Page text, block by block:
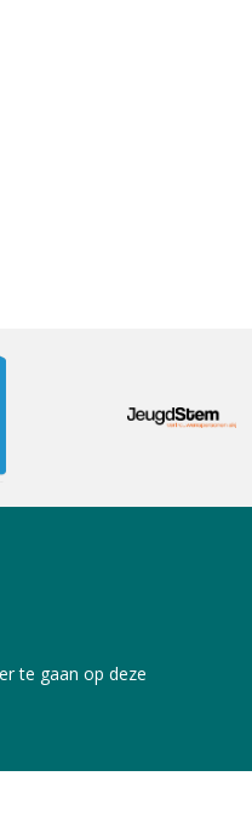
te gaan op deze